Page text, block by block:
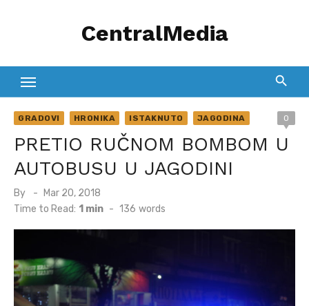
CentralMedia
GRADOVI HRONIKA ISTAKNUTO JAGODINA 0
PRETIO RUČNOM BOMBOM U
AUTOBUSU U JAGODINI
By
Posted
on
Mar 20, 2018
Time to Read: 1 min - 136 words